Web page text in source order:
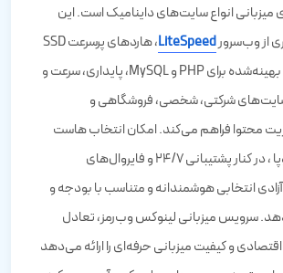
میزبانی انواع سایت‌های داینامیک است. این
از وب‌سرورLiteSpeed
، هاردهای پرسرعت SSD
و NVMe، و منابع بهینه‌شده برای PHP و MySQL، پایداری، سرعت و
سایت‌های شرکتی، شخصی، فروشگاهی و
محتوا فراهم می‌کند. امکان انتخاب هاست
لینوکس ایران و اروپا ، در کنار پشتیبانی ۲۴/۷ و فایروال‌های
انتخابی هوشمندانه و متناسب با بودجه و
سرویس میزبانی لینوکس وب‌رمز، تعادل
و کیفیت میزبانی حرفه‌ای را ارائه می‌دهد